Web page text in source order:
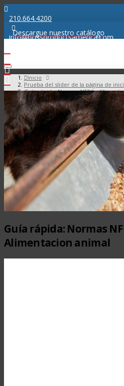
210.664.4200
info@bossproductsamerica.com
Descargue nuestro catálogo
Inicio
Prueba del slider de la página de
Guía rápida: Normas NFPA -
Guía rápida: Normas
Alimentacion animal